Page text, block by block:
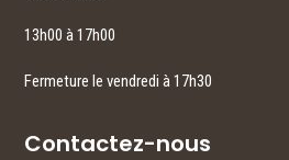
13h00 à 17h00
Fermeture le vendredi à 17h30
Contactez-nous